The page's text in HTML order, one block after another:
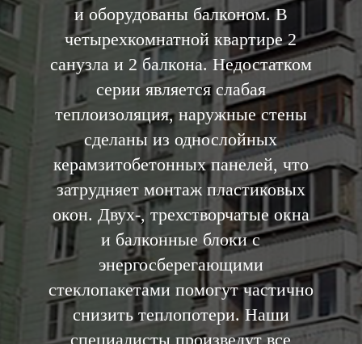
и оборудованы балконом. В
четырехкомнатной квартире 2
санузла и 2 балкона. Недостатком
серии является слабая
теплоизоляция, наружные стены
сделаны из однослойных
керамзитобетонных панелей, что
затрудняет монтаж пластиковых
окон. Двух-, трехстворчатые окна
и балконные блоки с
энергосберегающими
стеклопакетами помогут частично
снизить теплопотери. Наши
специалисты произведут все